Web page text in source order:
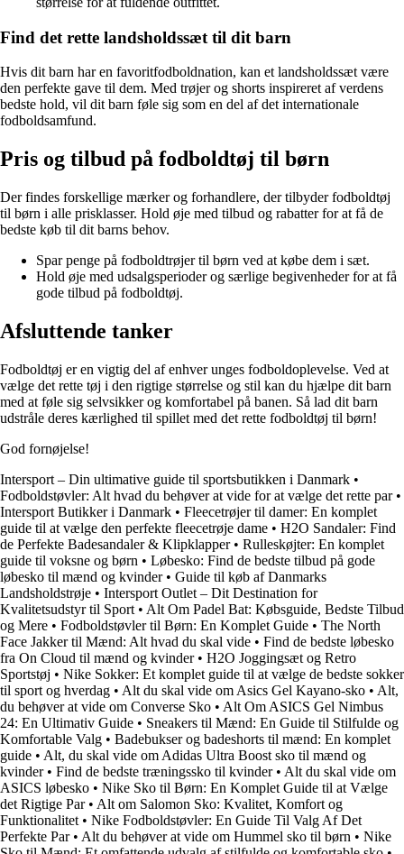
Find det rette landsholdssæt til dit barn
Hvis dit barn har en favoritfodboldnation, kan et landsholdssæt være
den perfekte gave til dem. Med trøjer og shorts inspireret af verdens
bedste hold, vil dit barn føle sig som en del af det internationale
fodboldsamfund.
Pris og tilbud på fodboldtøj til børn
Der findes forskellige mærker og forhandlere, der tilbyder fodboldtøj
til børn i alle prisklasser. Hold øje med tilbud og rabatter for at få de
bedste køb til dit barns behov.
Spar penge på fodboldtrøjer til børn ved at købe dem i sæt.
Hold øje med udsalgsperioder og særlige begivenheder for at få
gode tilbud på fodboldtøj.
Afsluttende tanker
Fodboldtøj er en vigtig del af enhver unges fodboldoplevelse. Ved at
vælge det rette tøj i den rigtige størrelse og stil kan du hjælpe dit barn
med at føle sig selvsikker og komfortabel på banen. Så lad dit barn
udstråle deres kærlighed til spillet med det rette fodboldtøj til børn!
God fornøjelse!
Intersport – Din ultimative guide til sportsbutikken i Danmark •
Fodboldstøvler: Alt hvad du behøver at vide for at vælge det rette par•
Intersport Butikker i Danmark • Fleecetrøjer til damer: En komplet
guide til at vælge den perfekte fleecetrøje dame • H2O Sandaler: Find
de Perfekte Badesandaler & Klipklapper• Rulleskøjter: En komplet
guide til voksne og børn • Løbesko: Find de bedste tilbud på gode
løbesko til mænd og kvinder• Guide til køb af Danmarks
Landsholdstrøje • Intersport Outlet – Dit Destination for
Kvalitetsudstyr til Sport • Alt Om Padel Bat: Købsguide, Bedste Tilbud
og Mere • Fodboldstøvler til Børn: En Komplet Guide • The North
Face Jakker til Mænd: Alt hvad du skal vide • Find de bedste løbesko
fra On Cloud til mænd og kvinder• H2O Joggingsæt og Retro
Sportstøj • Nike Sokker: Et komplet guide til at vælge de bedste sokker
til sport og hverdag • Alt du skal vide om Asics Gel Kayano-sko • Alt,
du behøver at vide om Converse Sko • Alt Om ASICS Gel Nimbus
24: En Ultimativ Guide • Sneakers til Mænd: En Guide til Stilfulde og
Komfortable Valg • Badebukser og badeshorts til mænd: En komplet
guide • Alt, du skal vide om Adidas Ultra Boost sko til mænd og
kvinder• Find de bedste træningssko til kvinder• Alt du skal vide om
ASICS løbesko • Nike Sko til Børn: En Komplet Guide til at Vælge
det Rigtige Par• Alt om Salomon Sko: Kvalitet, Komfort og
Funktionalitet • Nike Fodboldstøvler: En Guide Til Valg Af Det
Perfekte Par• Alt du behøver at vide om Hummel sko til børn • Nike